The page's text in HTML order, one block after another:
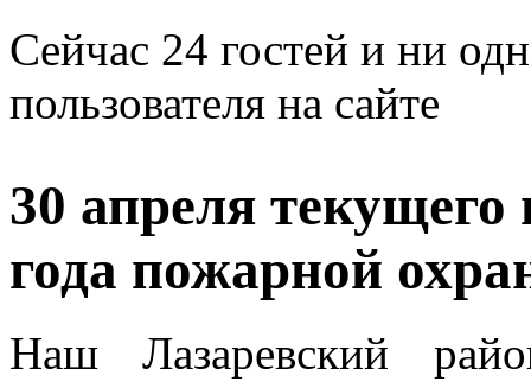
Сейчас 24 гостей и ни
пользователя на сайте
30 апреля текущего
года пожарной
Наш Лазаревский